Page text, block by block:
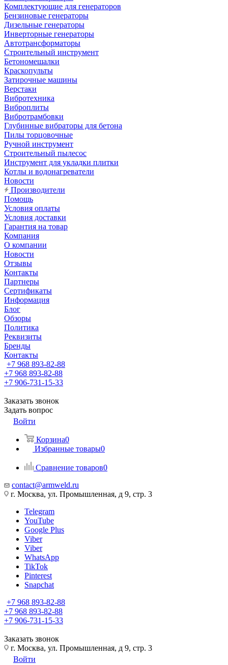
Комплектующие для генераторов
Бензиновые генераторы
Дизельные генераторы
Инверторные генераторы
Автотрансформаторы
Строительный инструмент
Бетономешалки
Краскопульты
Затирочные машины
Верстаки
Вибротехника
Виброплиты
Вибротрамбовки
Глубинные вибраторы для бетона
Пилы торцовочные
Ручной инструмент
Строительный пылесос
Инструмент для укладки плитки
Котлы и водонагреватели
Новости
Производители
Помощь
Условия оплаты
Условия доставки
Гарантия на товар
Компания
О компании
Новости
Отзывы
Контакты
Партнеры
Сертификаты
Информация
Блог
Обзоры
Политика
Реквизиты
Бренды
Контакты
+7 968 893-82-88
+7 968 893-82-88
+7 906-731-15-33
Заказать звонок
Задать вопрос
Войти
Корзина0
Избранные товары0
Сравнение товаров0
contact@armweld.ru
г. Москва, ул. Промышленная, д 9, стр. 3
Telegram
YouTube
Google Plus
Viber
Viber
WhatsApp
TikTok
Pinterest
Snapchat
+7 968 893-82-88
+7 968 893-82-88
+7 906-731-15-33
Заказать звонок
г. Москва, ул. Промышленная, д 9, стр. 3
Войти